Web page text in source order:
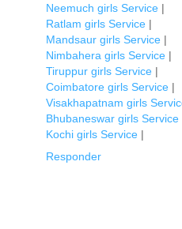
Neemuch girls Service |
Ratlam girls Service |
Mandsaur girls Service |
Nimbahera girls Service |
Tiruppur girls Service |
Coimbatore girls Service |
Visakhapatnam girls
Bhubaneswar girls Service
Kochi girls Service |
Responder